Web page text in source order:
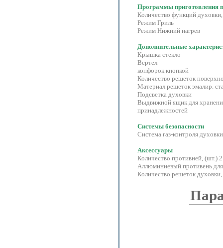
Программы приготовления
Количество функций
Режим Гриль
Режим Нижний нагрев
Дополнительные
Крышка стекло
Вертел
конфорок кнопкой
Количество решеток
Материал решеток эмалир.
Подсветка духовки
Выдвижной ящик для
принадлежностей
Системы безопасности
Система газ-контроля
Аксессуары
Количество противней, (шт.)
Аллюминиевый противень
Количество решеток